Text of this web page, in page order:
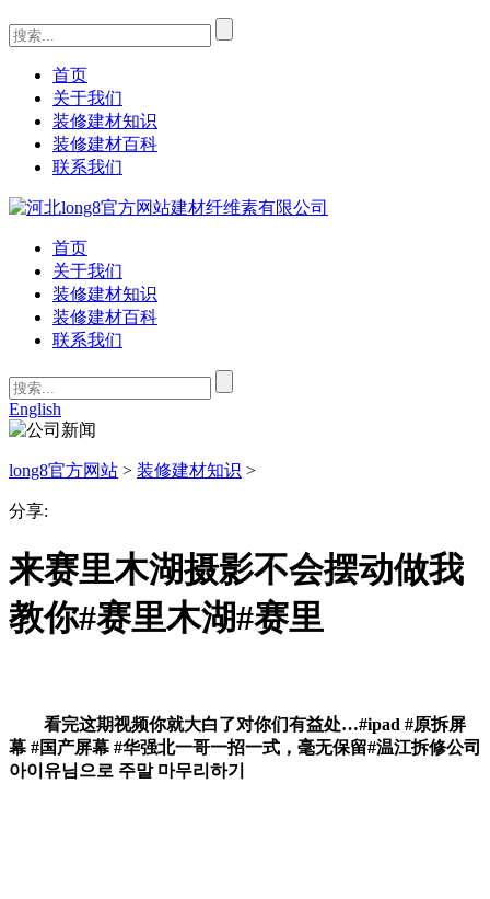
首页
关于我们
装修建材知识
装修建材百科
联系我们
首页
关于我们
装修建材知识
装修建材百科
联系我们
English
long8官方网站 > 装修建材知识 >
分享:
来赛里木湖摄影不会摆动做我
教你#赛里木湖#赛里
看完这期视频你就大白了对你们有益处…#ipad #原拆屏
幕 #国产屏幕 #华强北一哥一招一式，毫无保留#温江拆修公司
아이유님으로 주말 마무리하기